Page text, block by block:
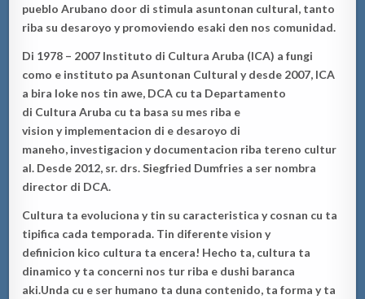
puebloArubano door di stimula asuntonan cultural, tanto
riba su desaroyo y promoviendo esaki den nos comunidad.
Di 1978 – 2007 Instituto di Cultura Aruba (ICA) afungi
como e instituto pa Asuntonan Cultural y desde 2007, ICA
a bira loke nos tin awe, DCA cu ta Departamento
di Cultura Aruba cu ta basa su mes riba e
visionyimplementacion di e desaroyo di
maneho, investigacion ydocumentacion riba tereno cultur
al. Desde 2012, sr. drs. Siegfried Dumfries a ser nombra
director di DCA.
Cultura ta evoluciona ytin su caracteristica y cosnan cu ta
tipifica cada temporada. Tin diferente visiony
definicion kico cultura ta encera! Hecho ta, cultura ta
dinamico yta concerni nos tur riba e dushi baranca
aki.Unda cu e ser humano ta duna contenido, ta forma y ta